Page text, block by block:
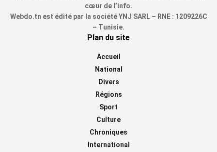
cœur de l’info.
Webdo.tn est édité par la société YNJ SARL – RNE : 1209226C
– Tunisie.
Plan du site
Accueil
National
Divers
Régions
Sport
Culture
Chroniques
International